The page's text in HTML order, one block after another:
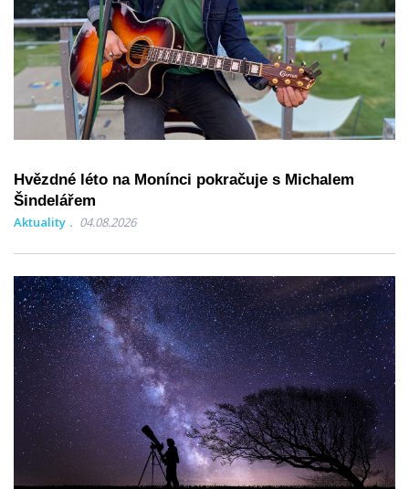
Hvězdné léto na Monínci pokračuje s Michalem
Šindelářem
Aktuality 04.08.2026